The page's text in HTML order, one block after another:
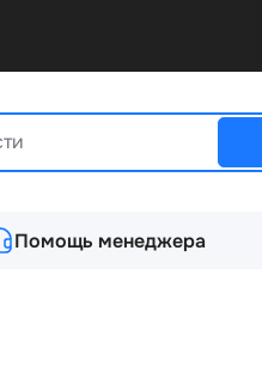
Помощь менеджера